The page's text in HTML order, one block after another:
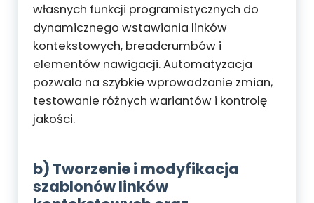
własnych funkcji programistycznych do
dynamicznego wstawiania linków
kontekstowych, breadcrumbów i
elementów nawigacji. Automatyzacja
pozwala na szybkie wprowadzanie zmian,
testowanie różnych wariantów i kontrolę
jakości.
b) Tworzenie i modyfikacja
szablonów linków